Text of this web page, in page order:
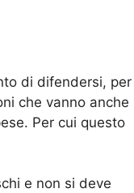
di difendersi, per
che vanno anche
Per cui questo
e non si deve